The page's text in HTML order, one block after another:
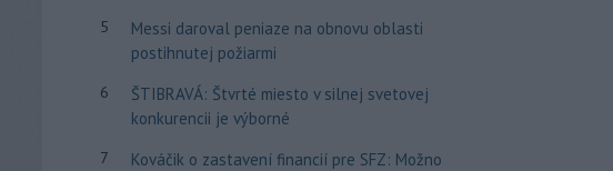
5
Messi daroval peniaze na obnovu oblasti
postihnutej požiarmi
6
ŠTIBRAVÁ: Štvrté miesto v silnej svetovej
konkurencii je výborné
7
Kováčik o zastavení financií pre SFZ: Možno